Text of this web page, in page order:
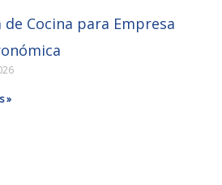
de Cocina para Empresa
»